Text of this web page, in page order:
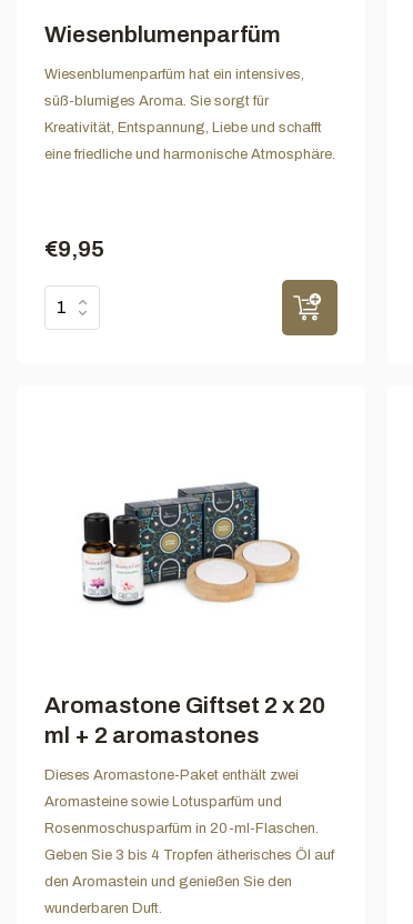
Wiesenblumenparfüm
Wiesenblumenparfüm hat ein intensives,
süß-blumiges Aroma. Sie sorgt für
Kreativität, Entspannung, Liebe und schafft
eine friedliche und harmonische Atmosphäre.
€9,95
Aromastone Giftset 2 x 20
ml + 2 aromastones
Dieses Aromastone-Paket enthält zwei
Aromasteine sowie Lotusparfüm und
Rosenmoschusparfüm in 20-ml-Flaschen.
Geben Sie 3 bis 4 Tropfen ätherisches Öl auf
den Aromastein und genießen Sie den
wunderbaren Duft.